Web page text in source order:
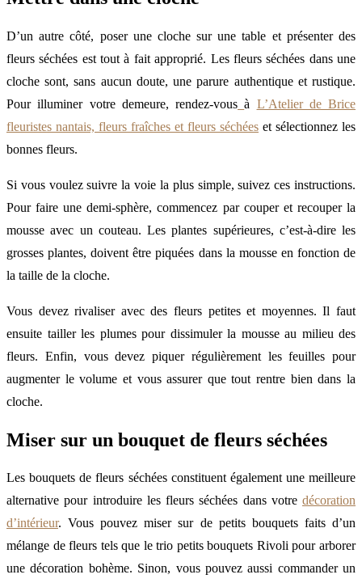
D’un autre côté, poser une cloche sur une table et présenter des
fleurs séchées est tout à fait approprié. Les fleurs séchées dans une
cloche sont, sans aucun doute, une parure authentique et rustique.
Pour illuminer votre demeure, rendez-vous à L’Atelier de Brice
fleuristes nantais, fleurs fraîches et fleurs séchées et sélectionnez les
bonnes fleurs.
Si vous voulez suivre la voie la plus simple, suivez ces instructions.
Pour faire une demi-sphère, commencez par couper et recouper la
mousse avec un couteau. Les plantes supérieures, c’est-à-dire les
grosses plantes, doivent être piquées dans la mousse en fonction de
la taille de la cloche.
Vous devez rivaliser avec des fleurs petites et moyennes. Il faut
ensuite tailler les plumes pour dissimuler la mousse au milieu des
fleurs. Enfin, vous devez piquer régulièrement les feuilles pour
augmenter le volume et vous assurer que tout rentre bien dans la
cloche.
Miser sur un bouquet de fleurs séchées
Les bouquets de fleurs séchées constituent également une meilleure
alternative pour introduire les fleurs séchées dans votre décoration
d’intérieur. Vous pouvez miser sur de petits bouquets faits d’un
mélange de fleurs tels que le trio petits bouquets Rivoli pour arborer
une décoration bohème. Sinon, vous pouvez aussi commander un